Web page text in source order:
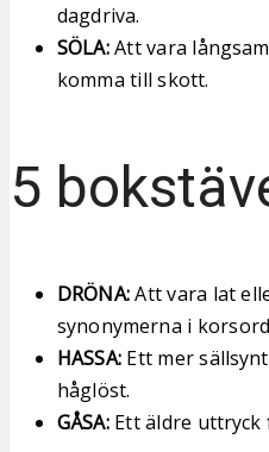
dagdriva.
SÖLA:Att vara
komma till skott.
5
DRÖNA:Att vara lat
synonymerna i
HASSA:Ett mer
håglöst.
GÅSA:Ett äldre uttryck